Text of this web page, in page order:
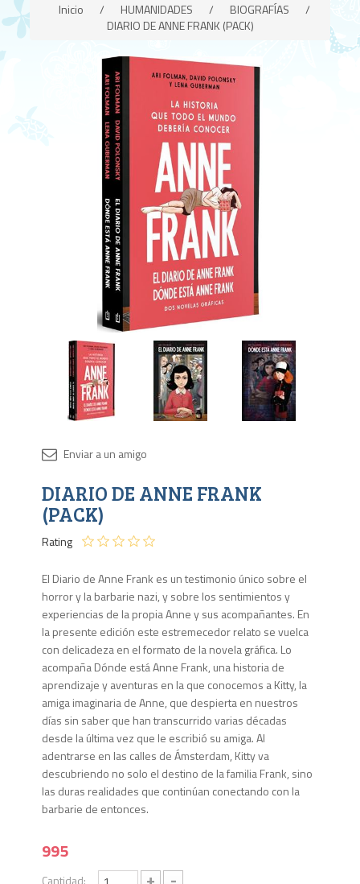
Inicio / HUMANIDADES / BIOGRAFÍAS
/
DIARIO DE ANNE FRANK (PACK)
DIARIO DE ANNE FRANK
(PACK)
Rating
El Diario de Anne Frank es un testimonio único sobre el
horror y la barbarie nazi, y sobre los sentimientos y
experiencias de la propia Anne y sus acompañantes. En
la presente edición este estremecedor relato se vuelca
con delicadeza en el formato de la novela gráfica. Lo
acompaña Dónde está Anne Frank, una historia de
aprendizaje y aventuras en la que conocemos a Kitty, la
amiga imaginaria de Anne, que despierta en nuestros
días sin saber que han transcurrido varias décadas
desde la última vez que le escribió su amiga. Al
adentrarse en las calles de Ámsterdam, Kitty va
descubriendo no solo el destino de la familia Frank, sino
las duras realidades que continúan conectando con la
barbarie de entonces.
995
Cantidad: